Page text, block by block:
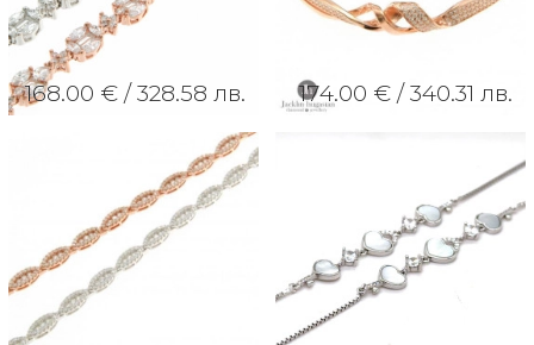
168.00 € / 328.58 лв. 174.00 € / 340.31 лв.